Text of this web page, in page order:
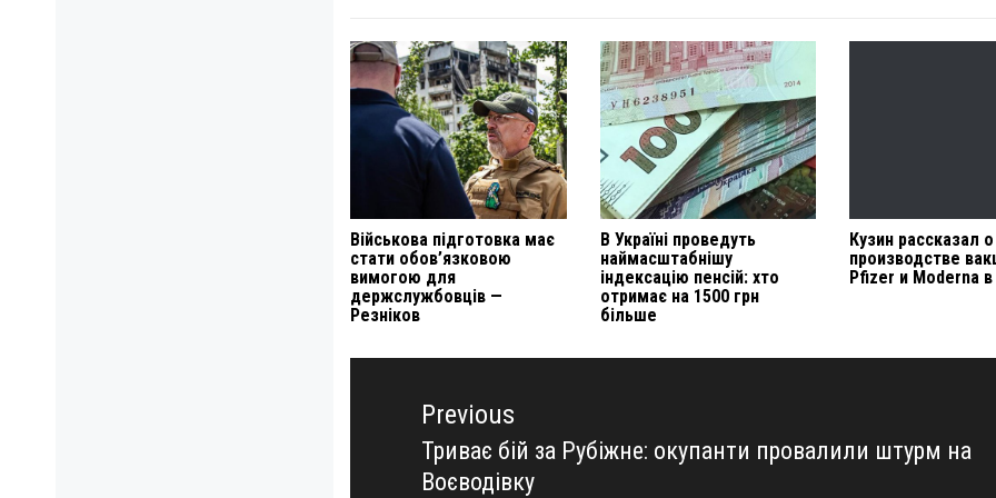
Військова підготовка має
стати обов’язковою
вимогою для
держслужбовців —
Резніков
В Україні проведуть
наймасштабнішу
індексацію пенсій: хто
отримає на 1500 грн
більше
Кузин рассказал о
производстве
Pfizer и Moderna в
Навигация
записямPrevious
Previous
Триває бій за Рубіжне: окупанти провалили штурм на
Воєводівку